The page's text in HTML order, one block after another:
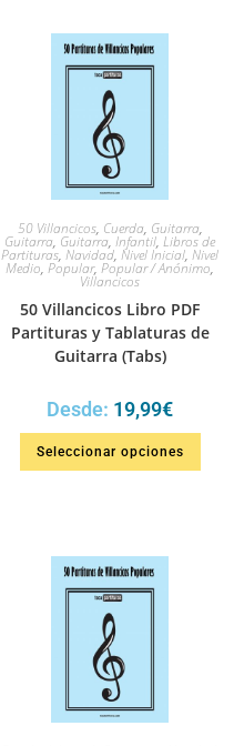
50 Villancicos, Cuerda, Guitarra,
Guitarra, Guitarra, Infantil, Libros de
Partituras, Navidad, Nivel Inicial, Nivel
Medio, Popular, Popular / Anónimo,
Villancicos
50 Villancicos Libro PDF
Partituras y Tablaturas de
Guitarra (Tabs)
Desde: 19,99€
Seleccionar opciones